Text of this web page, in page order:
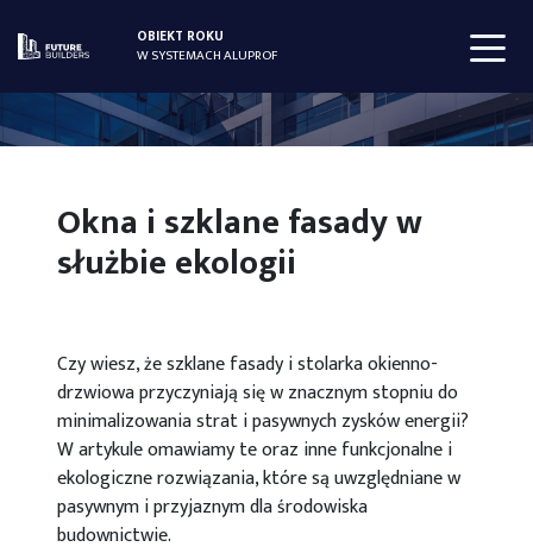
OBIEKT ROKU
W SYSTEMACH ALUPROF
Okna i szklane fasady w
służbie ekologii
Czy wiesz, że szklane fasady i stolarka okienno-
drzwiowa przyczyniają się w znacznym stopniu do
minimalizowania strat i pasywnych zysków energii?
W artykule omawiamy te oraz inne funkcjonalne i
ekologiczne rozwiązania, które są uwzględniane w
pasywnym i przyjaznym dla środowiska
budownictwie.